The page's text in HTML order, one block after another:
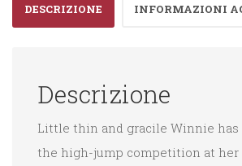
DESCRIZIONE INFORMAZIONI
Descrizione
Little thin and gracile Winnie has
the high-jump competition at her